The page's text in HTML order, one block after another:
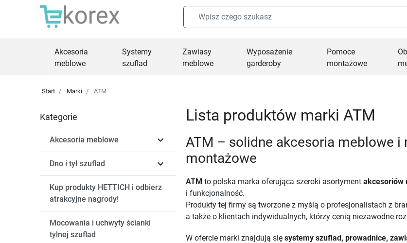
Akcesoria
meblowe
Systemy
szuflad
Zawiasy
meblowe
Wyposażenie
garderoby
Pomoce
montażowe
Start Marki ATM
Kategorie
Akcesoria meblowe 
Dno i tył szuflad 
Kup produkty HETTICH i odbierz
atrakcyjne nagrody!
Mocowania i uchwyty ścianki
tylnej szuflad
Lista produktów marki ATM
ATM – solidne akcesoria meblowe i
montażowe
ATM to polska marka oferująca szeroki asortyment akcesoriów
i funkcjonalność.
Produkty tej firmy są tworzone z myślą o profesjonalistach z
a także o klientach indywidualnych, którzy cenią niezawodne
W ofercie marki znajdują się systemy szuflad, prowadnice,